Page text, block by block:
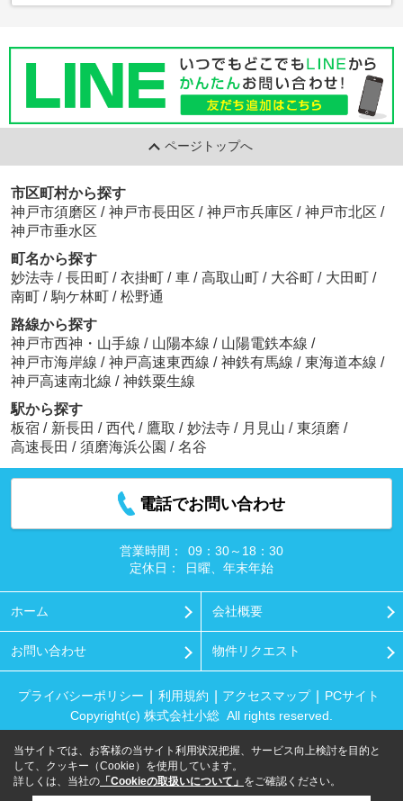
ページトップへ
市区町村から探す
神戸市須磨区 / 神戸市長田区 / 神戸市兵庫区 / 神戸市北区 /
神戸市垂水区
町名から探す
妙法寺 / 長田町 / 衣掛町 / 車 / 高取山町 / 大谷町 / 大田町 /
南町 / 駒ケ林町 / 松野通
路線から探す
神戸市西神・山手線 / 山陽本線 / 山陽電鉄本線 /
神戸市海岸線 / 神戸高速東西線 / 神鉄有馬線 / 東海道本線 /
神戸高速南北線 / 神鉄粟生線
駅から探す
板宿 / 新長田 / 西代 / 鷹取 / 妙法寺 / 月見山 / 東須磨 /
高速長田 / 須磨海浜公園 / 名谷
電話でお問い合わせ
営業時間：
09：30～18：30
定休日：
日曜、年末年始
ホーム 会社概要
お問い合わせ 物件リクエスト
プライバシーポリシー 利用規約 アクセスマップ
PCサイト
Copyright(c) 株式会社小総 All rights reserved.
当サイトでは、お客様の当サイト利用状況把握、サービス向上検討を目的と
して、クッキー（Cookie）を使用しています。
詳しくは、当社の 「Cookieの取扱いについて」 をご確認ください。